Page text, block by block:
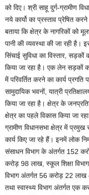
को दिए। श्री साहू दुर्ग-ग्रामीण
नये कार्यो का प्रस्ताव प्रेषित
बताया कि क्षेत्र के नागरिकों को
पानी की व्यवस्था की जा रही है।
सिंचाई सुविधा का विस्तार, सड़कों
किया जा रहा है। एक लेन
में परिवर्तित करने का कार्य
सामुदायिक भवनों, यात्री
किया जा रहा है। क्षेत्र के
क्षेत्र का पहले विकास किया जा
ग्रामीण विधानसभा क्षेत्र में
कार्य किए जा रहे हैं। इनमें लोक
संसाधन विभाग के अंतर्गत 152
करोड़ 98 लाख, स्कूल शिक्षा
विभाग अंतर्गत 56 करोड़ 22
तथा स्वास्थ्य विभाग अंतर्गत एक